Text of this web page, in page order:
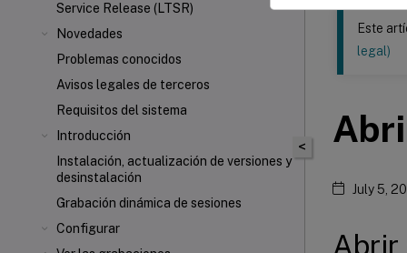
Service Release (LTSR)
Novedades
Problemas conocidos
Avisos legales de terceros
Requisitos del sistema
Introducción
Instalación, actualización de versiones y
desinstalación
Grabación dinámica de sesiones
Configurar
<
Este
legal)
July 5,
Abrir